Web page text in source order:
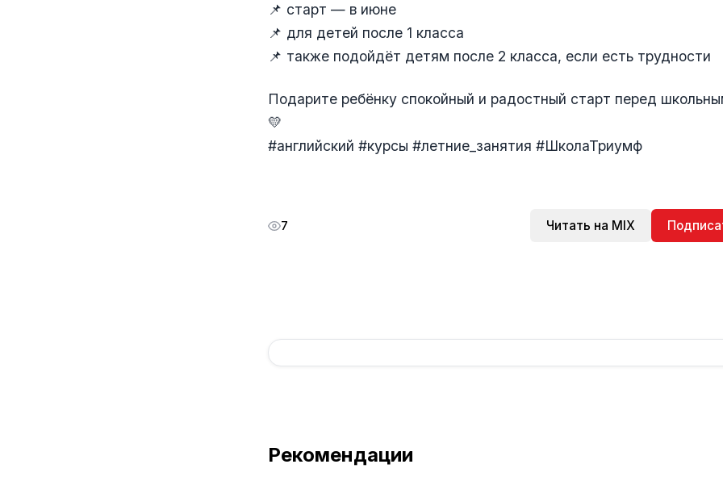
📌 старт — в июне
📌 для детей после 1 класса
📌 также подойдёт детям после 2 класса, если есть трудности
Подарите ребёнку спокойный и радостный старт перед
💛
#английский #курсы #летние_занятия #ШколаТриумф
7 Читать на MIX
Рекомендации